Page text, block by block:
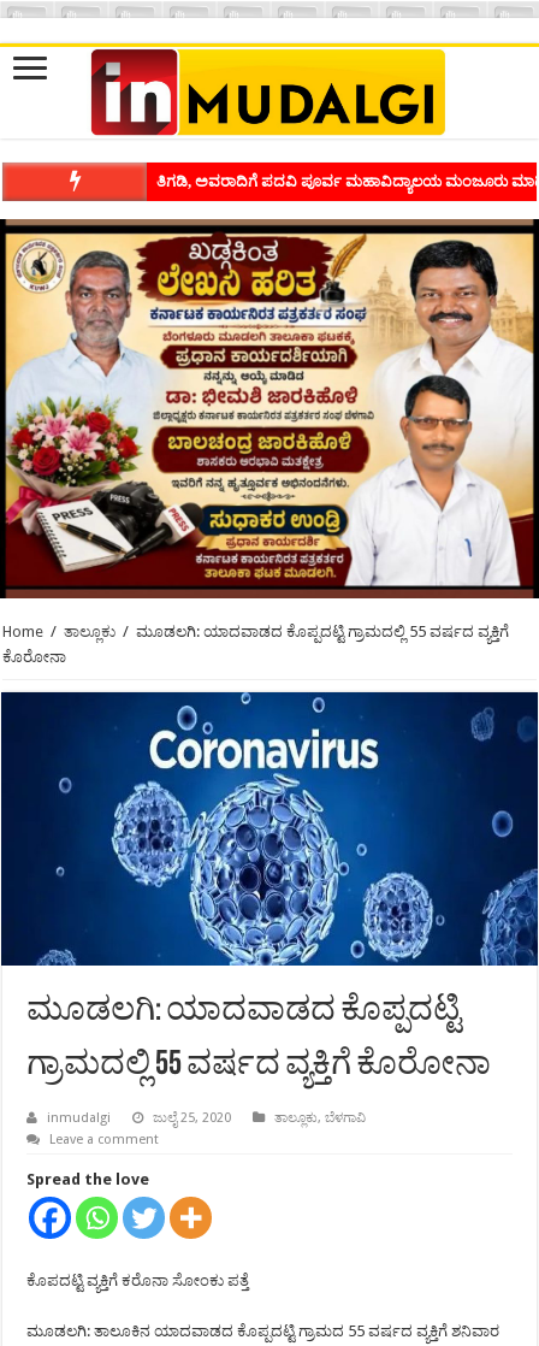
ಶಿವಾಪುರದಲ್ಲಿ ಕವಿಗೋಷ್ಠಿಯ ಸಂಭ್ರಮ ಭಾವನೆಗಳನ್ನು ಕಟ್ಟಿಕೊಡುವ
Home / ತಾಲ್ಲೂಕು / ಮೂಡಲಗಿ: ಯಾದವಾಡದ ಕೊಪ್ಪದಟ್ಟಿ ಗ್ರಾಮದಲ್ಲಿ 55 ವರ್ಷದ ವ್ಯಕ್ತಿಗೆ
ಕೊರೋನಾ
ಮೂಡಲಗಿ: ಯಾದವಾಡದ ಕೊಪ್ಪದಟ್ಟಿ
ಗ್ರಾಮದಲ್ಲಿ 55 ವರ್ಷದ ವ್ಯಕ್ತಿಗೆ ಕೊರೋನಾ
inmudalgi ಜುಲೈ 25, 2020 ತಾಲ್ಲೂಕು,ಬೆಳಗಾವಿ
Leave a comment
Spread the love
ಕೊಪದಟ್ಟಿ ವ್ಯಕ್ತಿಗೆ ಕರೊನಾ ಸೋಂಕು ಪತ್ತೆ
ಮೂಡಲಗಿ: ತಾಲೂಕಿನ ಯಾದವಾಡದ ಕೊಪ್ಪದಟ್ಟಿ ಗ್ರಾಮದ 55 ವರ್ಷದ ವ್ಯಕ್ತಿಗೆ ಶನಿವಾರ